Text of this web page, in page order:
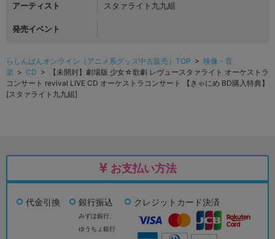
アーティスト スタァライト九九組
発売イベント
らしんばんオンライン（アニメ系グッズ中古販売）TOP > 映像・音
楽 > CD > 【未開封】劇場版 少女☆歌劇 レヴュースタァライト オーケストラ
コンサート revival LIVE CD オーケストラコンサート 【きゃにめ BD購入特典】
[スタァライト九九組]
お支払い方法
代金引換 銀行振込
みずほ銀行、
ゆうちょ銀行
クレジットカード決済